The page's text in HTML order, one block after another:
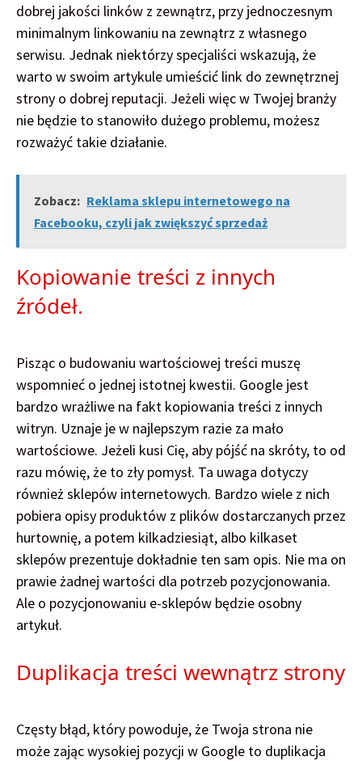
dobrej jakości linków z zewnątrz, przy jednoczesnym
minimalnym linkowaniu na zewnątrz z własnego
serwisu. Jednak niektórzy specjaliści wskazują, że
warto w swoim artykule umieścić link do zewnętrznej
strony o dobrej reputacji. Jeżeli więc w Twojej branży
nie będzie to stanowiło dużego problemu, możesz
rozważyć takie działanie.
Zobacz: Reklama sklepu internetowego na
Facebooku, czyli jak zwiększyć sprzedaż
Kopiowanie treści z innych
źródeł.
Pisząc o budowaniu wartościowej treści muszę
wspomnieć o jednej istotnej kwestii. Google jest
bardzo wrażliwe na fakt kopiowania treści z innych
witryn. Uznaje je w najlepszym razie za mało
wartościowe. Jeżeli kusi Cię, aby pójść na skróty, to od
razu mówię, że to zły pomysł. Ta uwaga dotyczy
również sklepów internetowych. Bardzo wiele z nich
pobiera opisy produktów z plików dostarczanych przez
hurtownię, a potem kilkadziesiąt, albo kilkaset
sklepów prezentuje dokładnie ten sam opis. Nie ma on
prawie żadnej wartości dla potrzeb pozycjonowania.
Ale o pozycjonowaniu e-sklepów będzie osobny
artykuł.
Duplikacja treści wewnątrz strony
Częsty błąd, który powoduje, że Twoja strona nie
może zając wysokiej pozycji w Google to duplikacja